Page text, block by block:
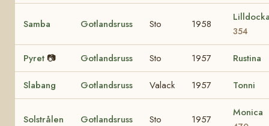
Samba Gotlandsruss Sto 1958
354
Pyret 📷 Gotlandsruss Sto 1957 Rustina
Slabang Gotlandsruss Valack 1957 Tonni
Solstrålen Gotlandsruss Sto 1957
Monica